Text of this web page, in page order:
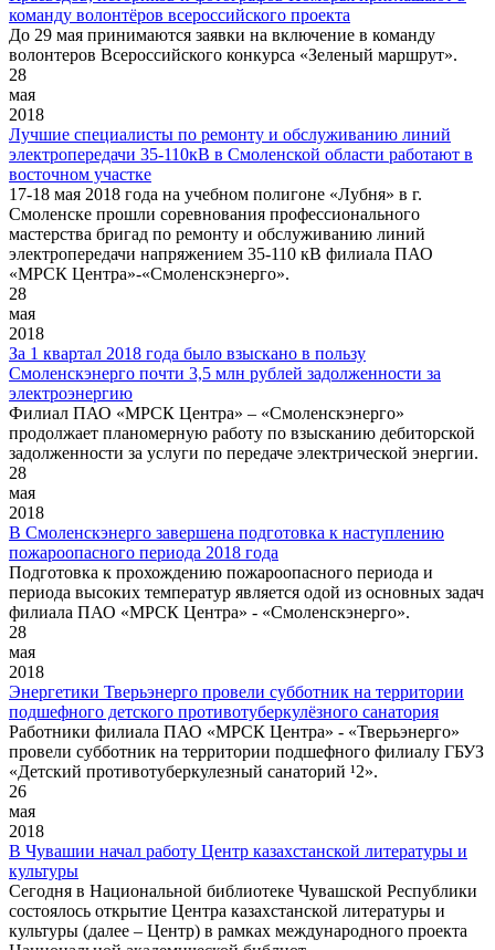
команду волонтёров всероссийского проекта
До 29 мая принимаются заявки на включение в команду
волонтеров Всероссийского конкурса «Зеленый маршрут».
28
мая
2018
Лучшие специалисты по ремонту и обслуживанию линий
электропередачи 35-110кВ в Смоленской области работают в
восточном участке
17-18 мая 2018 года на учебном полигоне «Лубня» в г.
Смоленске прошли соревнования профессионального
мастерства бригад по ремонту и обслуживанию линий
электропередачи напряжением 35-110 кВ филиала ПАО
«МРСК Центра»-«Смоленскэнерго».
28
мая
2018
За 1 квартал 2018 года было взыскано в пользу
Смоленскэнерго почти 3,5 млн рублей задолженности за
электроэнергию
Филиал ПАО «МРСК Центра» – «Смоленскэнерго»
продолжает планомерную работу по взысканию дебиторской
задолженности за услуги по передаче электрической энергии.
28
мая
2018
В Смоленскэнерго завершена подготовка к наступлению
пожароопасного периода 2018 года
Подготовка к прохождению пожароопасного периода и
периода высоких температур является одой из основных задач
филиала ПАО «МРСК Центра» - «Смоленскэнерго».
28
мая
2018
Энергетики Тверьэнерго провели субботник на территории
подшефного детского противотуберкулёзного санатория
Работники филиала ПАО «МРСК Центра» - «Тверьэнерго»
провели субботник на территории подшефного филиалу ГБУЗ
«Детский противотуберкулезный санаторий ¹2».
26
мая
2018
В Чувашии начал работу Центр казахстанской литературы и
культуры
Сегодня в Национальной библиотеке Чувашской Республики
состоялось открытие Центра казахстанской литературы и
культуры (далее – Центр) в рамках международного проекта